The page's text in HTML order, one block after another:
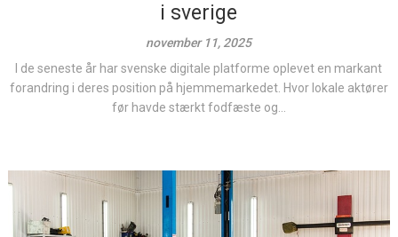
i sverige
november 11, 2025
I de seneste år har svenske digitale platforme oplevet en markant
forandring i deres position på hjemmemarkedet. Hvor lokale aktører
før havde stærkt fodfæste og...